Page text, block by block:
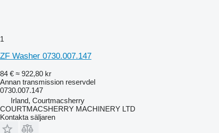
1
ZF Washer 0730.007.147
84 € ≈ 922,80 kr
Annan transmission reservdel
0730.007.147
Irland, Courtmacsherry
COURTMACSHERRY MACHINERY LTD
Kontakta säljaren